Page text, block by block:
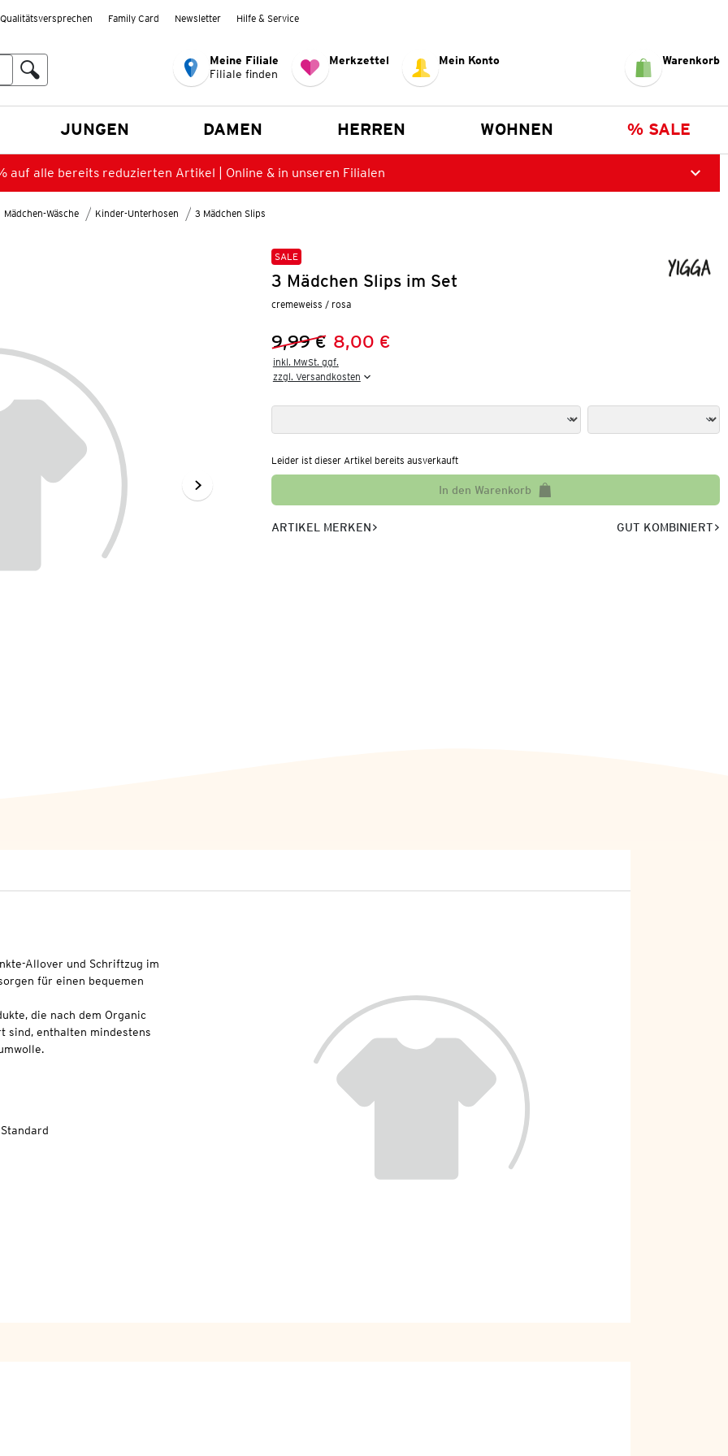
Qualitätsversprechen Family Card Newsletter Hilfe & Service
Meine Filiale
Filiale finden
Merkzettel Mein Konto Warenkorb
JUNGEN DAMEN HERREN WOHNEN % SALE
auf alle bereits reduzierten Artikel | Online & in unseren Filialen
Mädchen-Wäsche Kinder-Unterhosen 3 Mädchen Slips
SALE
3 Mädchen Slips im Set
cremeweiss / rosa
Vorheriger Preis:
9,99 €
Neuer Preis:
8,00 €
inkl. MwSt. ggf.
zzgl. Versandkosten
Leider ist dieser Artikel bereits ausverkauft
In den Warenkorb
ARTIKEL MERKEN GUT KOMBINIERT
Allover und Schriftzug im
für einen bequemen
die nach dem Organic
sind, enthalten mindestens